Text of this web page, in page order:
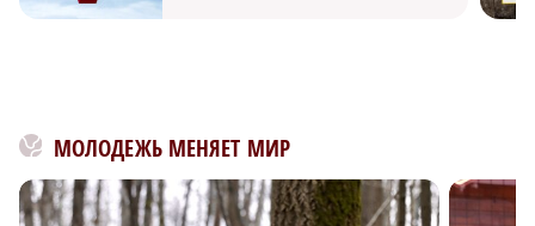
МОЛОДЕЖЬ МЕНЯЕТ МИР